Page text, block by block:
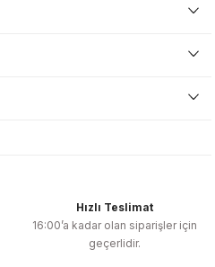
Hızlı Teslimat
16:00’a kadar olan siparişler için
geçerlidir.